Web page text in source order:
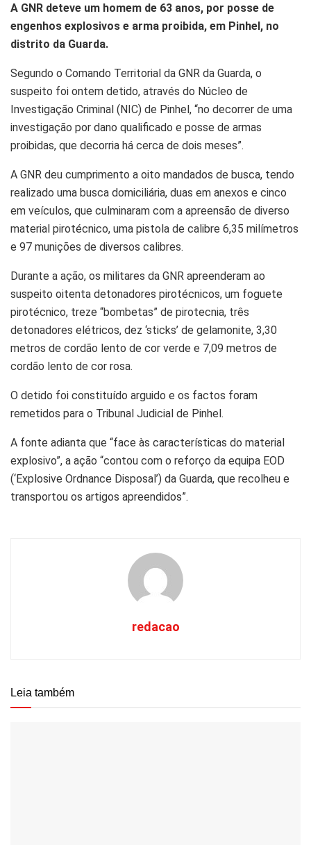
A GNR deteve um homem de 63 anos, por posse de
engenhos explosivos e arma proibida, em Pinhel, no
distrito da Guarda.
Segundo o Comando Territorial da GNR da Guarda, o
suspeito foi ontem detido, através do Núcleo de
Investigação Criminal (NIC) de Pinhel, “no decorrer de uma
investigação por dano qualificado e posse de armas
proibidas, que decorria há cerca de dois meses”.
A GNR deu cumprimento a oito mandados de busca, tendo
realizado uma busca domiciliária, duas em anexos e cinco
em veículos, que culminaram com a apreensão de diverso
material pirotécnico, uma pistola de calibre 6,35 milímetros
e 97 munições de diversos calibres.
Durante a ação, os militares da GNR apreenderam ao
suspeito oitenta detonadores pirotécnicos, um foguete
pirotécnico, treze “bombetas” de pirotecnia, três
detonadores elétricos, dez ‘sticks’ de gelamonite, 3,30
metros de cordão lento de cor verde e 7,09 metros de
cordão lento de cor rosa.
O detido foi constituído arguido e os factos foram
remetidos para o Tribunal Judicial de Pinhel.
A fonte adianta que “face às características do material
explosivo”, a ação “contou com o reforço da equipa EOD
(‘Explosive Ordnance Disposal’) da Guarda, que recolheu e
transportou os artigos apreendidos”.
redacao
Leia também